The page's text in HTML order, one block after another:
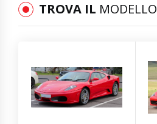
TROVA IL MODELLO